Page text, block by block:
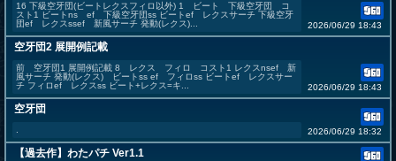
16 下級空牙団(ビートレクスフィロ以外) 1 ビート 下級空牙団 コ
スト1 ビートns ef 下級空牙団ss ビートef レクスサーチ 下級空牙
団ef レクスssef 新風サーチ 発動(レクス)...
2026/06/29 18:43
空牙団2 展開例記載
前 空牙団1 展開例記載 8 レクス フィロ コスト1 レクスnsef 新
風サーチ 発動(レクス) ビートss ef フィロss ビートef レクスサー
チ フィロef レクスss ビート+レクス=キ...
2026/06/29 18:43
空牙団
. 2026/06/29 18:32
【過去作】わたパチ Ver1.1